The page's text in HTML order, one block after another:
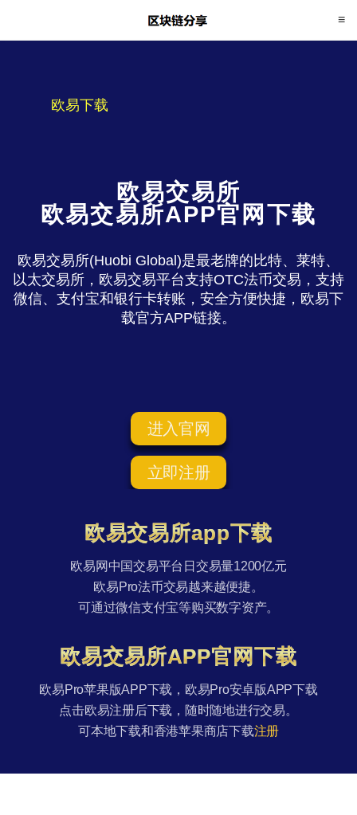
欧易下载
欧易交易所
欧易交易所APP官网下载
欧易交易所(Huobi Global)是最老牌的比特、莱特、
以太交易所，欧易交易平台支持OTC法币交易，支持
微信、支付宝和银行卡转账，安全方便快捷，欧易下
载官方APP链接。
进入官网
立即注册
欧易交易所app下载
欧易网中国交易平台日交易量1200亿元
欧易Pro法币交易越来越便捷。
可通过微信支付宝等购买数字资产。
欧易交易所APP官网下载
欧易Pro苹果版APP下载，欧易Pro安卓版APP下载
点击欧易注册后下载，随时随地进行交易。
可本地下载和香港苹果商店下载注册